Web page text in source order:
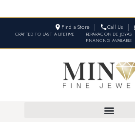
Find a Store Call Us
CRAFTED TO LAST A LIFETIME • REPARACIÓN DE JOYAS
FINANCING AVAILABLE